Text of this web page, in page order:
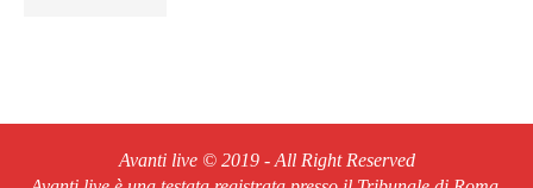
Avanti live © 2019 - All Right Reserved